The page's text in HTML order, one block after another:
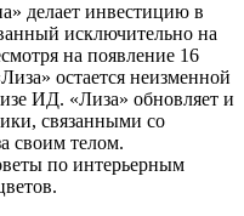
делает инвестицию в
исключительно на
на появление 16
остается неизменной
ИД. «Лиза» обновляет и
связанными со
своим телом.
по интерьерным